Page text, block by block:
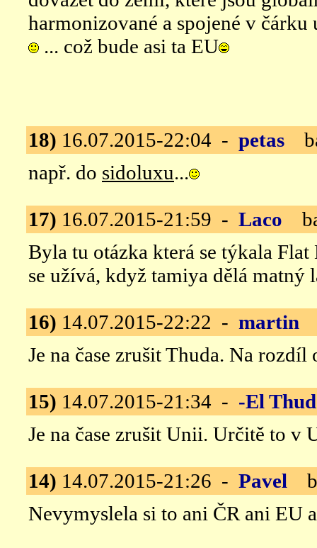
harmonizované a spojené v čárku
... což bude asi ta EU
18) 16.07.2015-22:04 - petas
např. do sidoluxu...
17) 16.07.2015-21:59 - Laco
Byla tu otázka která se týkala Flat
se užívá, když tamiya dělá matný
16) 14.07.2015-22:22 - martin
Je na čase zrušit Thuda. Na
15) 14.07.2015-21:34 - -El
Je na čase zrušit Unii. Určitě to v
14) 14.07.2015-21:26 - Pavel
Nevymyslela si to ani ČR ani EU